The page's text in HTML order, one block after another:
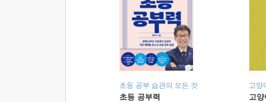
초등 공부 습관의 모든 것
초등 공부력
고양
고